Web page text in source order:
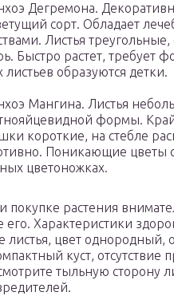
Дегремона.
сорт. Обладает
Листья треугольные,
Быстро растет, требует
листьев образуются детки.
Мангина. Листья
формы.
короткие, на стебле
Поникающие цветы
цветоножках.
покупке растения
его. Характеристики
листья, цвет однородный,
куст, отсутствие
тыльную сторону